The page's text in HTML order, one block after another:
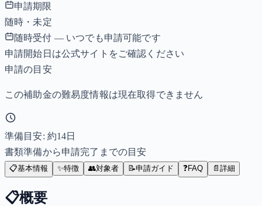
申請期限
随時・未定
随時受付 — いつでも申請可能です
申請開始日は公式サイトをご確認ください
申請の目安
この補助金の難易度情報は現在取得できません
準備目安: 約14日
書類準備から申請完了までの目安
📋基本情報 ✨特徴 👥対象者 📝申請ガイド ❓FAQ 📄 詳細
📋概要